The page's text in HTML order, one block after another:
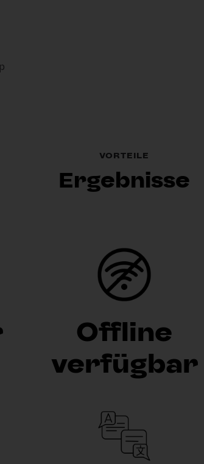
VORTEILE
Ergebnisse
Offline
verfügbar